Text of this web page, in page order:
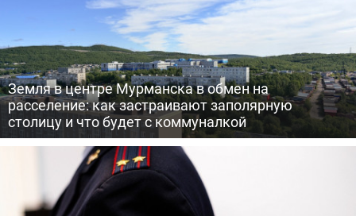
Земля в центре Мурманска в обмен на
расселение: как застраивают заполярную
столицу и что будет с коммуналкой